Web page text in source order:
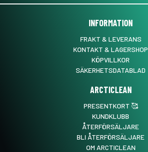
INFORMATION
FRAKT & LEVERANS
KONTAKT & LAGERSHOP
KÖPVILLKOR
SÄKERHETSDATABLAD
ARCTICLEAN
PRESENTKORT 🥰
KUNDKLUBB
ÅTERFÖRSÄLJARE
BLI ÅTERFÖRSÄLJARE
OM ARCTICLEAN